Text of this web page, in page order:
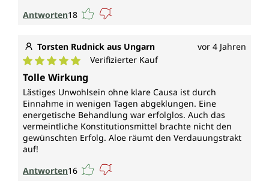
Antworten18
Torsten Rudnick aus Ungarn vor 4 Jahren
Durchschnittliche Bewertung von 5 von 5 Sternen
Verifizierter Kauf
Tolle Wirkung
Lästiges Unwohlsein ohne klare Causa ist durch
Einnahme in wenigen Tagen abgeklungen. Eine
energetische Behandlung war erfolglos. Auch das
vermeintliche Konstitutionsmittel brachte nicht den
gewünschten Erfolg. Aloe räumt den Verdauungstrakt
auf!
Antworten16